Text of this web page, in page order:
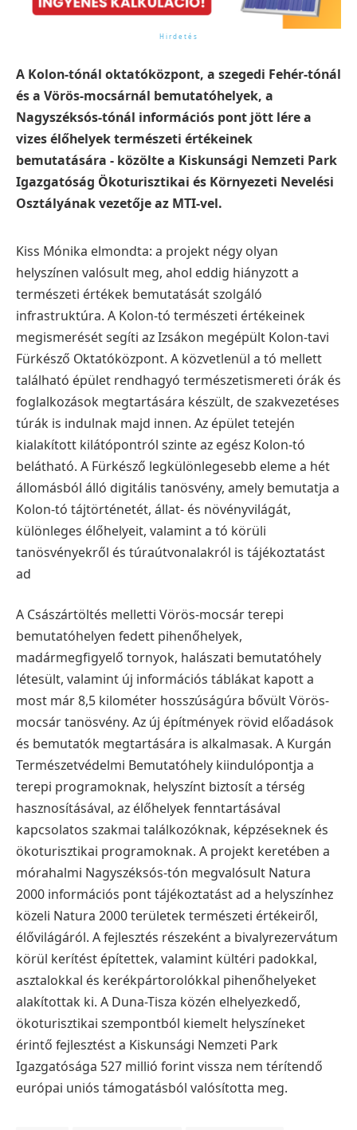
A Kolon-tónál oktatóközpont, a szegedi Fehér-tónál
és a Vörös-mocsárnál bemutatóhelyek, a
Nagyszéksós-tónál információs pont jött lére a
vizes élőhelyek természeti értékeinek
bemutatására - közölte a Kiskunsági Nemzeti Park
Igazgatóság Ökoturisztikai és Környezeti Nevelési
Osztályának vezetője az MTI-vel.
Kiss Mónika elmondta: a projekt négy olyan
helyszínen valósult meg, ahol eddig hiányzott a
természeti értékek bemutatását szolgáló
infrastruktúra. A Kolon-tó természeti értékeinek
megismerését segíti az Izsákon megépült Kolon-tavi
Fürkésző Oktatóközpont. A közvetlenül a tó mellett
található épület rendhagyó természetismereti órák és
foglalkozások megtartására készült, de szakvezetéses
túrák is indulnak majd innen. Az épület tetején
kialakított kilátópontról szinte az egész Kolon-tó
belátható. A Fürkésző legkülönlegesebb eleme a hét
állomásból álló digitális tanösvény, amely bemutatja a
Kolon-tó tájtörténetét, állat- és növényvilágát,
különleges élőhelyeit, valamint a tó körüli
tanösvényekről és túraútvonalakról is tájékoztatást
ad
A Császártöltés melletti Vörös-mocsár terepi
bemutatóhelyen fedett pihenőhelyek,
madármegfigyelő tornyok, halászati bemutatóhely
létesült, valamint új információs táblákat kapott a
most már 8,5 kilométer hosszúságúra bővült Vörös-
mocsár tanösvény. Az új építmények rövid előadások
és bemutatók megtartására is alkalmasak. A Kurgán
Természetvédelmi Bemutatóhely kiindulópontja a
terepi programoknak, helyszínt biztosít a térség
hasznosításával, az élőhelyek fenntartásával
kapcsolatos szakmai találkozóknak, képzéseknek és
ökoturisztikai programoknak. A projekt keretében a
mórahalmi Nagyszéksós-tón megvalósult Natura
2000 információs pont tájékoztatást ad a helyszínhez
közeli Natura 2000 területek természeti értékeiről,
élővilágáról. A fejlesztés részeként a bivalyrezervátum
körül kerítést építettek, valamint kültéri padokkal,
asztalokkal és kerékpártorolókkal pihenőhelyeket
alakítottak ki. A Duna-Tisza közén elhelyezkedő,
ökoturisztikai szempontból kiemelt helyszíneket
érintő fejlesztést a Kiskunsági Nemzeti Park
Igazgatósága 527 millió forint vissza nem térítendő
európai uniós támogatásból valósította meg.